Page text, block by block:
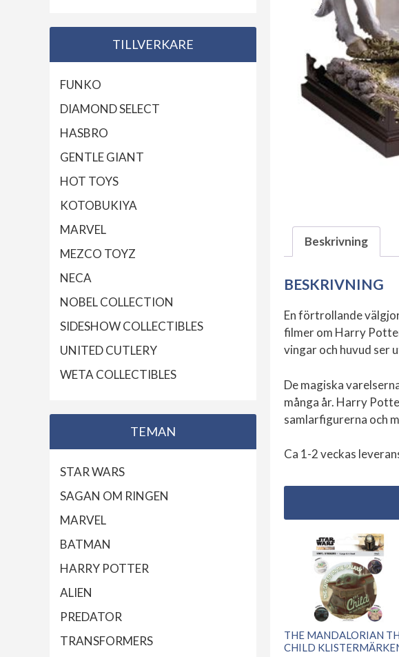
Beskrivning
BESKRIVNING
En förtrollande
filmer om Harry
vingar och huvud ser
De magiska
många år. Harry
samlarfigurerna och
Ca 1-2 veckas
THE MANDALORIAN
CHILD
TILLVERKARE
FUNKO
DIAMOND SELECT
HASBRO
GENTLE GIANT
HOT TOYS
KOTOBUKIYA
MARVEL
MEZCO TOYZ
NECA
NOBEL COLLECTION
SIDESHOW COLLECTIBLES
UNITED CUTLERY
WETA COLLECTIBLES
TEMAN
STAR WARS
SAGAN OM RINGEN
MARVEL
BATMAN
HARRY POTTER
ALIEN
PREDATOR
TRANSFORMERS